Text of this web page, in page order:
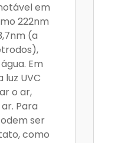
em
222nm
(a
Em
UVC
o ar,
Para
ser
como